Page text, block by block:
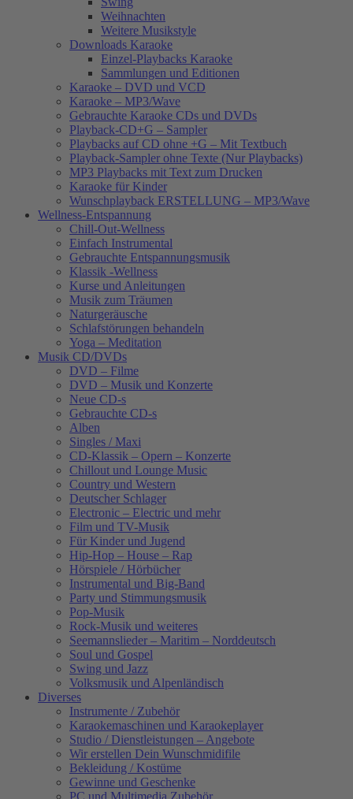
Weihnachten
Weitere Musikstyle
Downloads Karaoke
Einzel-Playbacks Karaoke
Sammlungen und Editionen
Karaoke – DVD und VCD
Karaoke – MP3/Wave
Gebrauchte Karaoke CDs und DVDs
Playback-CD+G – Sampler
Playbacks auf CD ohne +G – Mit Textbuch
Playback-Sampler ohne Texte (Nur Playbacks)
MP3 Playbacks mit Text zum Drucken
Karaoke für Kinder
Wunschplayback ERSTELLUNG – MP3/Wave
Wellness-Entspannung
Chill-Out-Wellness
Einfach Instrumental
Gebrauchte Entspannungsmusik
Klassik -Wellness
Kurse und Anleitungen
Musik zum Träumen
Naturgeräusche
Schlafstörungen behandeln
Yoga – Meditation
Musik CD/DVDs
DVD – Filme
DVD – Musik und Konzerte
Neue CD-s
Gebrauchte CD-s
Alben
Singles / Maxi
CD-Klassik – Opern – Konzerte
Chillout und Lounge Music
Country und Western
Deutscher Schlager
Electronic – Electric und mehr
Film und TV-Musik
Für Kinder und Jugend
Hip-Hop – House – Rap
Hörspiele / Hörbücher
Instrumental und Big-Band
Party und Stimmungsmusik
Pop-Musik
Rock-Musik und weiteres
Seemannslieder – Maritim – Norddeutsch
Soul und Gospel
Swing und Jazz
Volksmusik und Alpenländisch
Diverses
Instrumente / Zubehör
Karaokemaschinen und Karaokeplayer
Studio / Dienstleistungen – Angebote
Wir erstellen Dein Wunschmidifile
Bekleidung / Kostüme
Gewinne und Geschenke
PC und Multimedia Zubehör